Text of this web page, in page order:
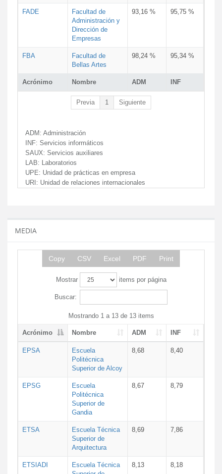
Acrónimo Nombre ADM INF
FADE
Facultad de
Administración y
Dirección de
Empresas
93,16 % 95,75 %
FBA
Facultad de
Bellas Artes
98,24 % 95,34 %
Previa 1 Siguiente
ADM: Administración
INF: Servicios informáticos
SAUX: Servicios auxiliares
LAB: Laboratorios
UPE: Unidad de prácticas en empresa
URI: Unidad de relaciones internacionales
MEDIA
Copy CSV Excel PDF Print
Mostrar items por página
Buscar:
Mostrando 1 a 13 de 13 items
Acrónimo Nombre ADM INF
EPSA
Escuela
Politécnica
Superior de Alcoy
8,68 8,40
EPSG
Escuela
Politécnica
Superior de
Gandia
8,67 8,79
ETSA
Escuela Técnica
Superior de
Arquitectura
8,69 7,86
ETSIADI
Escuela Técnica
8,13 8,18